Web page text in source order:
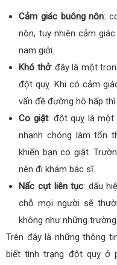
Cảm giác buông nôn:
nôn, tuy nhiên cảm
nam giới.
Khó thở: đây là một
đột quỵ. Khi có cảm
vấn đề đường hô hấp
Co giật: đột quỵ là một
nhanh chóng làm tổn
khiến bạn co giật.
nên đi khám bác sĩ.
Nấc cụt liên tục: dấu
chỗ mọi người sẽ
không như những
Trên đây là những thông
biết tình trạng đột quỵ ở